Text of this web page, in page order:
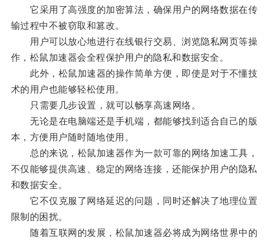
它采用了高强度的加密算法，确保用户的网络数据在传
输过程中不被窃取和篡改。
用户可以放心地进行在线银行交易、浏览隐私网页等操
作，松鼠加速器会全程保护用户的隐私和数据安全。
此外，松鼠加速器的操作简单方便，即使是对于不懂技
术的用户也能够轻松使用。
只需要几步设置，就可以畅享高速网络。
无论是在电脑端还是手机端，都能够找到适合自己的版
本，方便用户随时随地使用。
总的来说，松鼠加速器作为一款可靠的网络加速工具，
不仅能够提供高速、稳定的网络连接，还能保护用户的隐私
和数据安全。
它不仅克服了网络延迟的问题，同时还解决了地理位置
限制的困扰。
随着互联网的发展，松鼠加速器必将成为网络世界中的